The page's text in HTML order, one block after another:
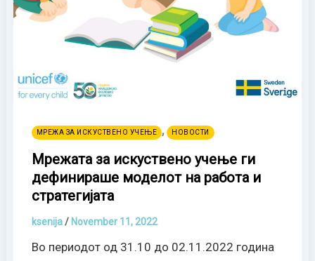
МРЕЖА ЗА ИСКУСТВЕНО УЧЕЊЕ , НОВОСТИ
Мрежата за искуствeно учење ги
дефинираше моделот на работа и
стратегијата
ksenija/ November 11, 2022
Во периодот од 31.10 до 02.11.2022 година